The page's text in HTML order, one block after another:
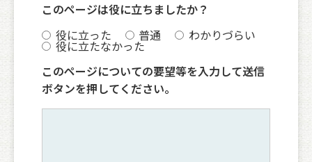
このページは役に立ちましたか？
役に立った
普通 わかりづらい
役に立たなかった
このページについての要望等を入力して送信
ボタンを押してください。